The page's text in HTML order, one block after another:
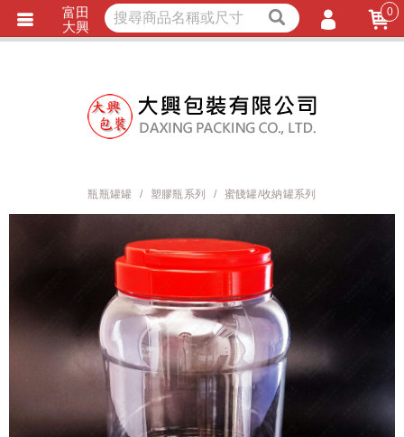
立即詢價 LINE詢問
瓶瓶罐罐 塑膠瓶系列 蜜餞罐/收納罐系列
富田
大興
0
會員註冊
忘記密碼
匯款通知
獨家商品 耐熱內襯